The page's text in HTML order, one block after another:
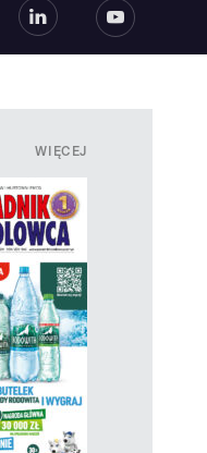
WIĘCEJ